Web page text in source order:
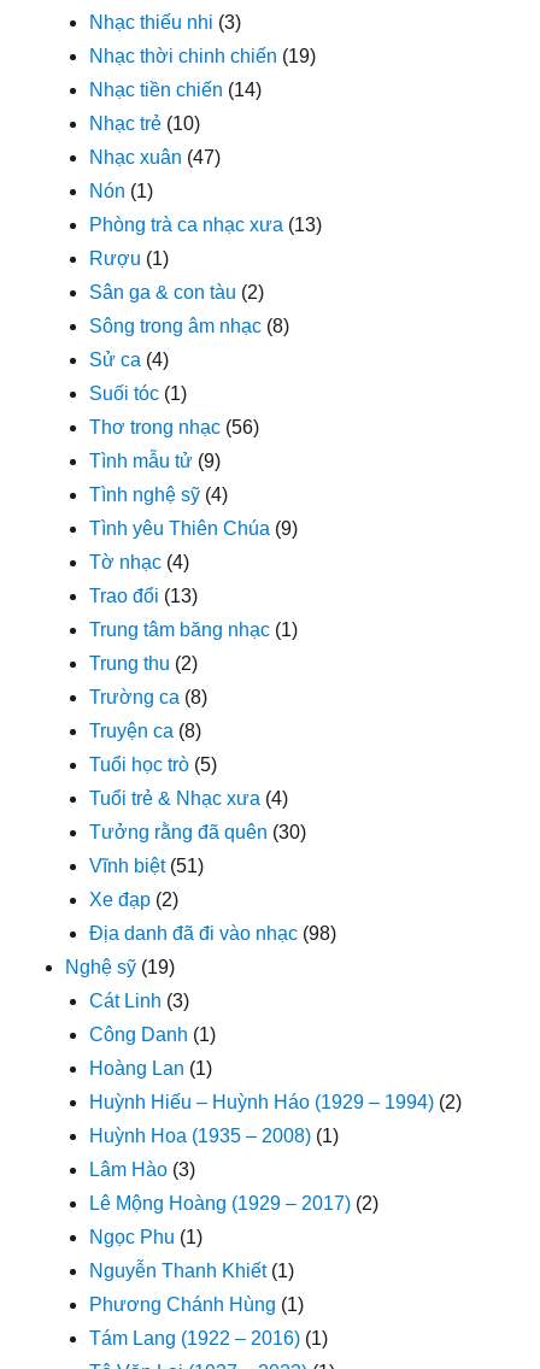
Nhạc thiếu nhi (3)
Nhạc thời chinh chiến (19)
Nhạc tiền chiến (14)
Nhạc trẻ (10)
Nhạc xuân (47)
Nón (1)
Phòng trà ca nhạc xưa (13)
Rượu (1)
Sân ga & con tàu (2)
Sông trong âm nhạc (8)
Sử ca (4)
Suối tóc (1)
Thơ trong nhạc (56)
Tình mẫu tử (9)
Tình nghệ sỹ (4)
Tình yêu Thiên Chúa (9)
Tờ nhạc (4)
Trao đổi (13)
Trung tâm băng nhạc (1)
Trung thu (2)
Trường ca (8)
Truyện ca (8)
Tuổi học trò (5)
Tuổi trẻ & Nhạc xưa (4)
Tưởng rằng đã quên (30)
Vĩnh biệt(51)
Xe đạp (2)
Địa danh đã đi vào nhạc (98)
Nghệ sỹ (19)
Cát Linh (3)
Công Danh (1)
Hoàng Lan (1)
Huỳnh Hiếu – Huỳnh Háo (1929 – 1994) (2)
Huỳnh Hoa (1935 – 2008) (1)
Lâm Hào (3)
Lê Mộng Hoàng (1929 – 2017) (2)
Ngọc Phu (1)
Nguyễn Thanh Khiết(1)
Phương Chánh Hùng (1)
Tám Lang (1922 – 2016) (1)